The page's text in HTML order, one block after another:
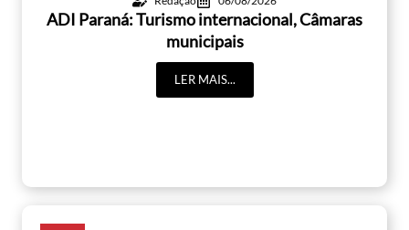
ADI Paraná: Turismo internacional, Câmaras
municipais
LER MAIS...